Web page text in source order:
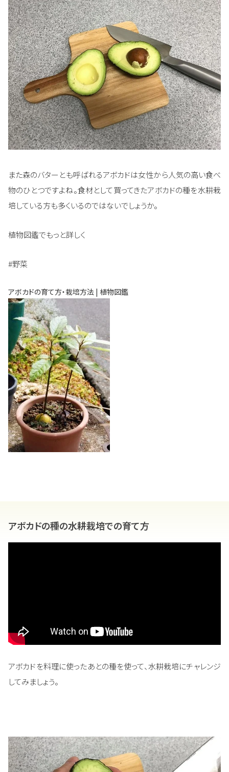
また森のバターとも呼ばれるアボカドは女性から人気の高い食べ
物のひとつですよね。食材として買ってきたアボカドの種を水耕栽
培している方も多くいるのではないでしょうか。
植物図鑑でもっと詳しく
#野菜
アボカドの育て方・栽培方法 | 植物図鑑
アボカドの種の水耕栽培での育て方
アボカドを料理に使ったあとの種を使って、水耕栽培にチャレンジ
してみましょう。